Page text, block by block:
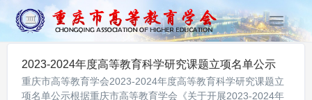
T
o
l
2023-2024年度高等教育科学研究课题立项名单公示
重庆市高等教育学会2023-2024年度高等教育科学研究课题立
项名单公示根据重庆市高等教育学会《关于开展2023-2024年